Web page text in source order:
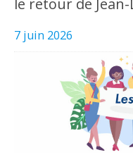
7 juin 2026